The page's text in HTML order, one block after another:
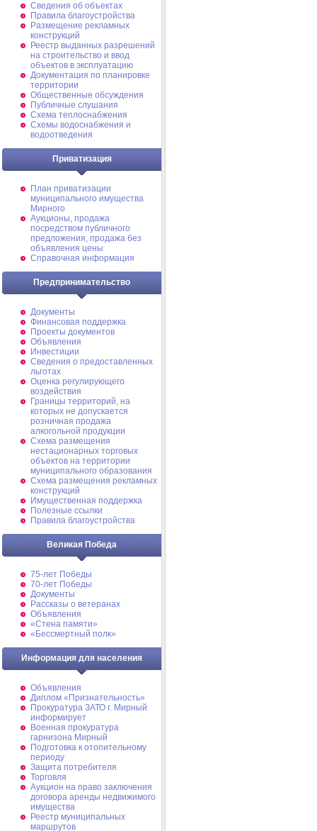
Сведения об объектах
Правила благоустройства
Размещение рекламных
конструкций
Реестр выданных разрешений
на строительство и ввод
объектов в эксплуатацию
Документация по планировке
территории
Общественные обсуждения
Публичные слушания
Схема теплоснабжения
Схемы водоснабжения и
водоотведения
Приватизация
План приватизации
муниципального имущества
Мирного
Аукционы, продажа
посредством публичного
предложения, продажа без
объявления цены
Справочная информация
Предпринимательство
Документы
Финансовая поддержка
Проекты документов
Объявления
Инвестиции
Сведения о предоставленных
льготах
Оценка регулирующего
воздействия
Границы территорий, на
которых не допускается
розничная продажа
алкогольной продукции
Схема размещения
нестационарных торговых
объектов на территории
муниципального образования
Схема размещения рекламных
конструкций
Имущественная поддержка
Полезные ссылки
Правила благоустройства
Великая Победа
75-лет Победы
70-лет Победы
Документы
Рассказы о ветеранах
Объявления
«Стена памяти»
«Бессмертный полк»
Информация для населения
Объявления
Диплом «Признательность»
Прокуратура ЗАТО г. Мирный
информирует
Военная прокуратура
гарнизона Мирный
Подготовка к отопительному
периоду
Защита потребителя
Торговля
Аукцион на право заключения
договора аренды недвижимого
имущества
Реестр муниципальных
маршрутов